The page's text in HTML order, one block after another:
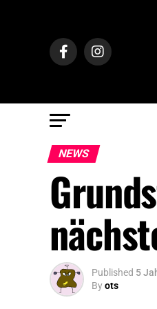
NEWS
Published 5
Byots